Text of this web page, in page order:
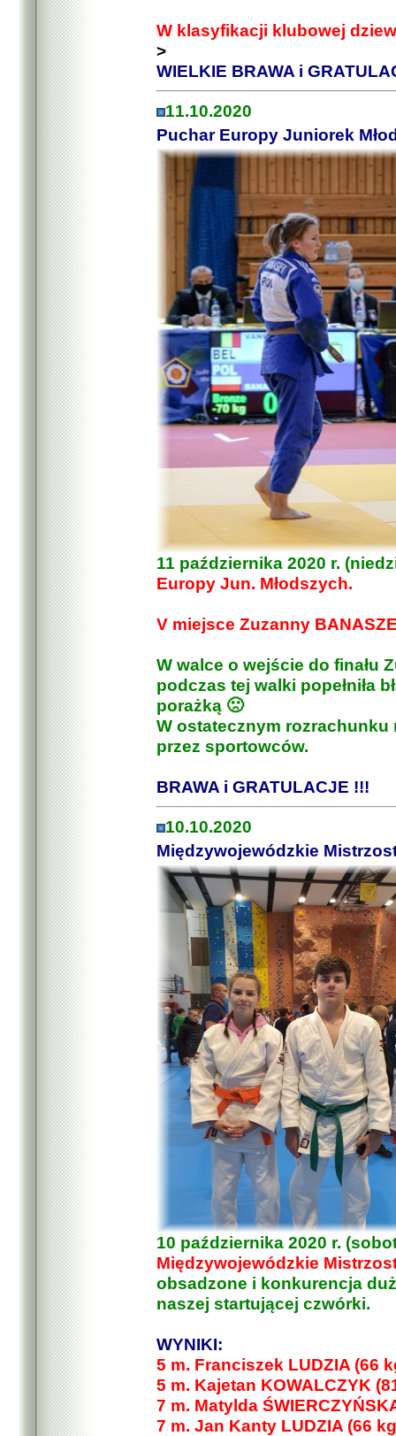
W klasyfikacji klubowej
>
WIELKIE BRAWA i
11.10.2020
Puchar Europy Juniorek
11 października 2020 r.
Europy Jun. Młodszych.
V miejsce Zuzanny
W walce o wejście do finału
podczas tej walki popełniła
porażką 🙁
W ostatecznym
przez sportowców.
BRAWA i GRATULACJE !!!
10.10.2020
Międzywojewódzkie
10 października 2020 r.
Międzywojewódzkie
obsadzone i konkurencja
naszej startującej czwórki.
WYNIKI:
5 m. Franciszek LUDZIA (66
5 m. Kajetan KOWALCZYK
7 m. Matylda
7 m. Jan Kanty LUDZIA (66